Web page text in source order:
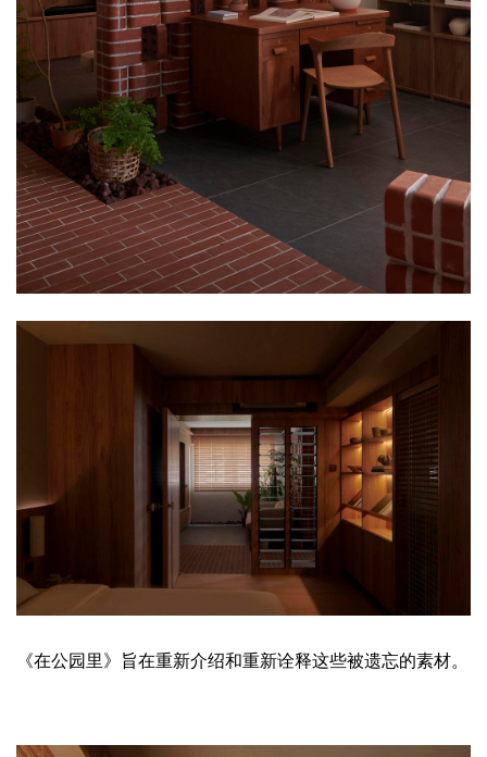
《在公园里》旨在重新介绍和重新诠释这些被遗忘的素材。